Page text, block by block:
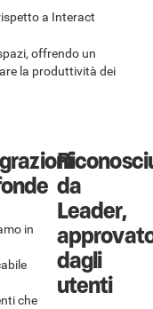
a Interact
offrendo un
la produttività dei
in
che
da
Leader,
dagli
utenti